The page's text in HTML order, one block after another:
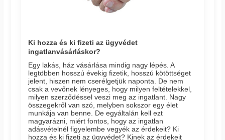
Ki hozza és ki fizeti az ügyvédet
ingatlanvásárláskor?
Egy lakás, ház vásárlása mindig nagy lépés. A
legtöbben hosszú évekig fizetik, hosszú kötöttséget
jelent, hiszen nem cserélgetjük naponta. De nem
csak a vevőnek lényeges, hogy milyen feltételekkel,
milyen szerződéssel veszi meg az ingatlant. Nagy
összegekről van szó, melyben sokszor egy élet
munkája van benne. De egyáltalán kell ezt
magyarázni, miért fontos, hogy az ingatlan
adásvételnél figyelembe vegyék az érdekeit? Ki
hozza és ki fizeti az ügyvédet? Kinek az érdekeit